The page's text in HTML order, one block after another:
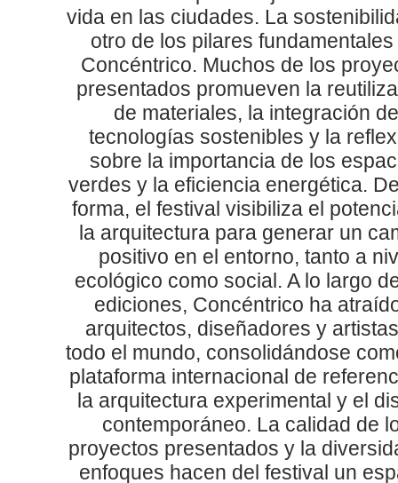
vida en las ciudades. La
otro de los pilares fundamentales
Concéntrico. Muchos de los
presentados promueven la
de materiales, la integración de
tecnologías sostenibles y la
sobre la importancia de los
verdes y la eficiencia energética.
forma, el festival visibiliza el
la arquitectura para generar un
positivo en el entorno, tanto a
ecológico como social. A lo largo
ediciones, Concéntrico ha
arquitectos, diseñadores y
todo el mundo, consolidándose
plataforma internacional de
la arquitectura experimental y el
contemporáneo. La calidad de
proyectos presentados y la
enfoques hacen del festival un